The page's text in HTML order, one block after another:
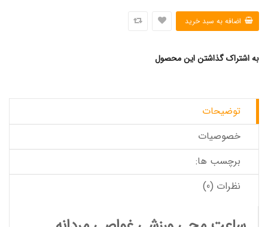
به اشتراک گذاشتن این محصول
توضیحات
خصوصیات
برچسب ها:
نظرات (0)